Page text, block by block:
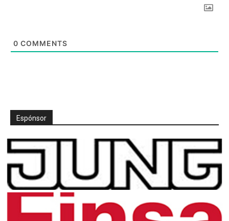
0 COMMENTS
Espónsor